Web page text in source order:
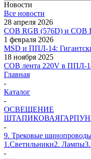
Новости
Все новости
28 апреля 2026
COB RGB (576D) и COB
1 февраля 2026
MSD и ППЛ-14:
18 ноября 2025
COB лента 220V в ППЛ-
Главная
-
Каталог
-
ОСВЕЩЕНИЕ
ШТАПИКОВАЯ
-
9. Трековые
1.Светильники2. Лампы
-